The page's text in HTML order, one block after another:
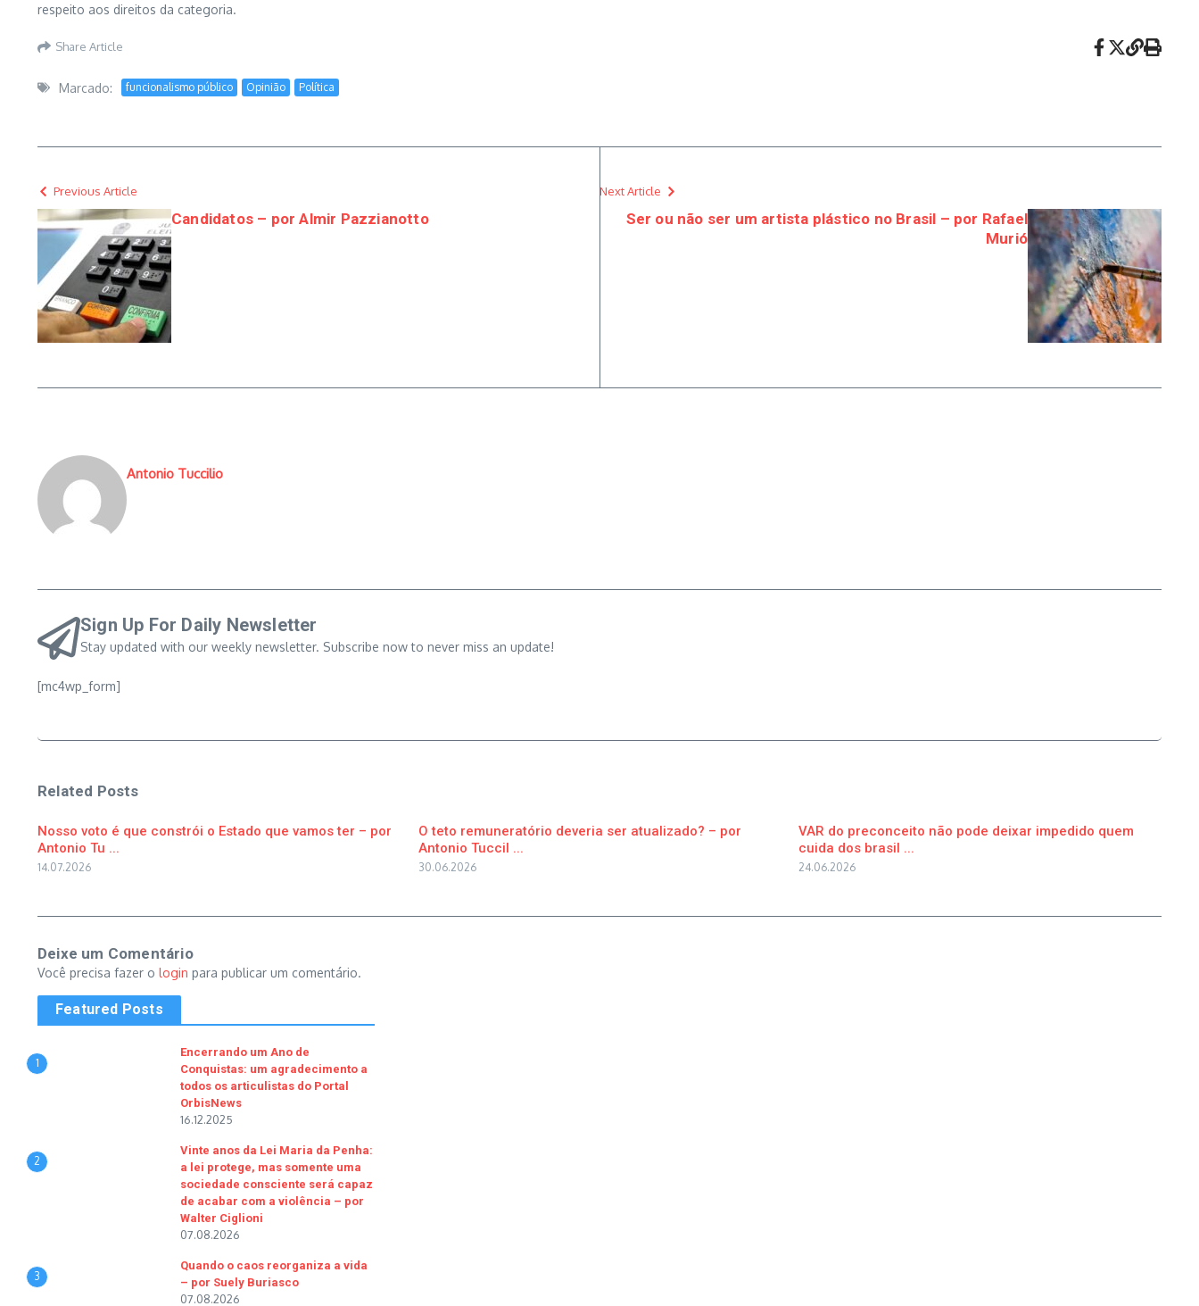
respeito aos direitos da categoria.
Share Article
Marcado: funcionalismo público Opinião Política
Previous Article
Candidatos – por Almir Pazzianotto
Next Article
Ser ou não ser um artista plástico no Brasil – por Rafael
Murió
Antonio Tuccilio
Sign Up For Daily Newsletter
Stay updated with our weekly newsletter. Subscribe now to never miss an update!
[mc4wp_form]
Related Posts
Nosso voto é que constrói o Estado que vamos ter – por
Antonio Tu ...
14.07.2026
O teto remuneratório deveria ser atualizado? – por
Antonio Tuccil ...
30.06.2026
VAR do preconceito não pode deixar impedido quem
cuida dos brasil ...
24.06.2026
Deixe um Comentário
Você precisa fazer o login para publicar um comentário.
Featured Posts
1
Encerrando um Ano de
Conquistas: um agradecimento a
todos os articulistas do Portal
OrbisNews
16.12.2025
2
Vinte anos da Lei Maria da Penha:
a lei protege, mas somente uma
sociedade consciente será capaz
de acabar com a violência – por
Walter Ciglioni
07.08.2026
3
Quando o caos reorganiza a vida
– por Suely Buriasco
07.08.2026